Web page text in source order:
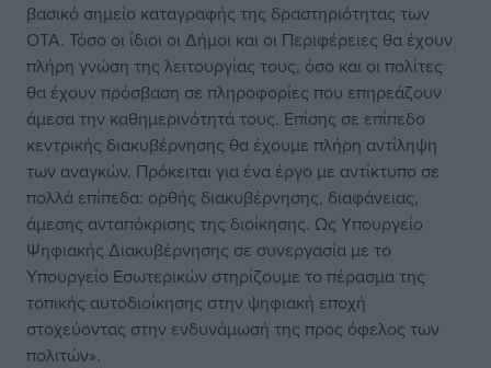
βασικό σημείο καταγραφής της δραστηριότητας των
ΟΤΑ. Τόσο οι ίδιοι οι Δήμοι και οι Περιφέρειες θα έχουν
πλήρη γνώση της λειτουργίας τους, όσο και οι πολίτες
θα έχουν πρόσβαση σε πληροφορίες που επηρεάζουν
άμεσα την καθημερινότητά τους. Επίσης σε επίπεδο
κεντρικής διακυβέρνησης θα έχουμε πλήρη αντίληψη
των αναγκών. Πρόκειται για ένα έργο με αντίκτυπο σε
πολλά επίπεδα: ορθής διακυβέρνησης, διαφάνειας,
άμεσης ανταπόκρισης της διοίκησης. Ως Υπουργείο
Ψηφιακής Διακυβέρνησης σε συνεργασία με το
Υπουργείο Εσωτερικών στηρίζουμε το πέρασμα της
τοπικής αυτοδιοίκησης στην ψηφιακή εποχή
στοχεύοντας στην ενδυνάμωσή της προς όφελος των
πολιτών».